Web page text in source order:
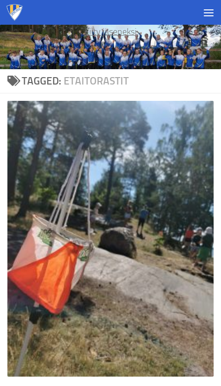
Skip to content
Liity jäseneksi
TAGGED: ETAITORASTIT